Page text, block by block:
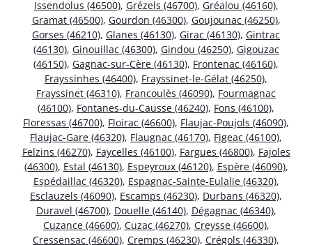
Issendolus (46500), Grézels (46700), Gréalou (46160),
Gramat (46500), Gourdon (46300), Goujounac (46250),
Gorses (46210), Glanes (46130), Girac (46130), Gintrac
(46130), Ginouillac (46300), Gindou (46250), Gigouzac
(46150), Gagnac-sur-Cère (46130), Frontenac (46160),
Frayssinhes (46400), Frayssinet-le-Gélat (46250),
Frayssinet (46310), Francoulès (46090), Fourmagnac
(46100), Fontanes-du-Causse (46240), Fons (46100),
Floressas (46700), Floirac (46600), Flaujac-Poujols (46090),
Flaujac-Gare (46320), Flaugnac (46170), Figeac (46100),
Felzins (46270), Faycelles (46100), Fargues (46800), Fajoles
(46300), Estal (46130), Espeyroux (46120), Espère (46090),
Espédaillac (46320), Espagnac-Sainte-Eulalie (46320),
Esclauzels (46090), Escamps (46230), Durbans (46320),
Duravel (46700), Douelle (46140), Dégagnac (46340),
Cuzance (46600), Cuzac (46270), Creysse (46600),
Cressensac (46600), Cremps (46230), Crégols (46330),